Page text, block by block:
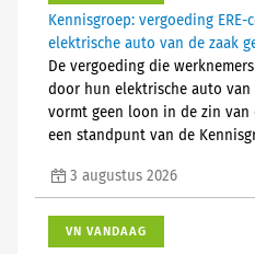
Kennisgroep: vergoeding
elektrische auto van de zaak
De vergoeding die
door hun elektrische auto
vormt geen loon in de zin van
een standpunt van de
3 augustus 2026
VN VANDAAG